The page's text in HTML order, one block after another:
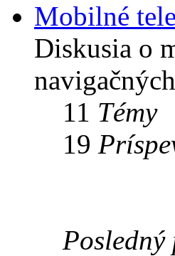
Mobilné
Diskusia o
11 Témy
19
Posledný